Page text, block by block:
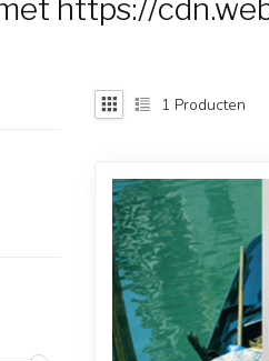
https://
1 Producten